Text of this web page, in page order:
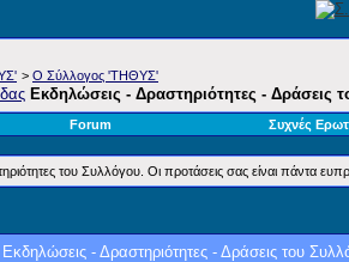
> Ο Σύλλογος 'ΤΗΘΥΣ'
Εκδηλώσεις - Δραστηριότητες - Δράσεις
Forum Συχνές
του Συλλόγου. Οι προτάσεις σας είναι πάντα
- Δραστηριότητες - Δράσεις του